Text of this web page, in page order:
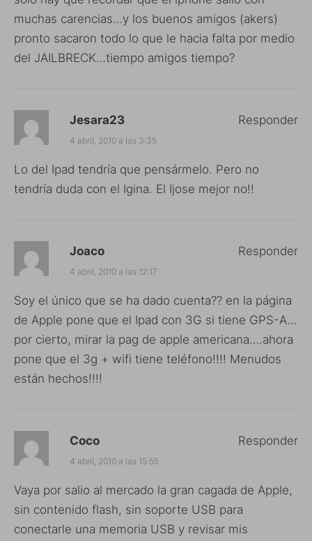
muchas carencias…y los buenos amigos (akers)
pronto sacaron todo lo que le hacia falta por medio
del JAILBRECK…tiempo amigos tiempo?
Jesara23
4 abril, 2010 a las 3:35
Lo del Ipad tendría que pensármelo. Pero no
tendría duda con el Igina. El Ijose mejor no!!
Responder
Joaco
4 abril, 2010 a las 12:17
Soy el único que se ha dado cuenta?? en la página
de Apple pone que el Ipad con 3G si tiene GPS-A…
por cierto, mirar la pag de apple americana….ahora
pone que el 3g + wifi tiene teléfono!!!! Menudos
están hechos!!!!
Responder
Coco
4 abril, 2010 a las 15:55
Vaya por salio al mercado la gran cagada de Apple,
sin contenido flash, sin soporte USB para
conectarle una memoria USB y revisar mis
Responder